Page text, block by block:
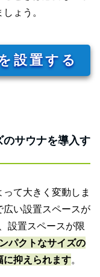
ょう。
設置する
サウナを導入す
て大きく変動しま
い設置スペースが
設置スペースが限
パクトなサイズの
に抑えられます。